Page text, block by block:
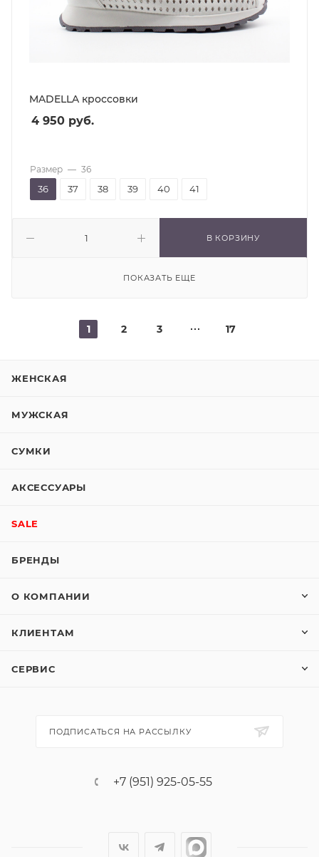
MADELLA кроссовки
4 950 руб.
В КОРЗИНУ
Размер — 36
36 37 38 39 40 41
ПОКАЗАТЬ ЕЩЕ
1 2 3 17
ЖЕНСКАЯ
МУЖСКАЯ
СУМКИ
АКСЕССУАРЫ
SALE
БРЕНДЫ
О КОМПАНИИ
КЛИЕНТАМ
СЕРВИС
ПОДПИСАТЬСЯ НА РАССЫЛКУ
+7 (951) 925-05-55